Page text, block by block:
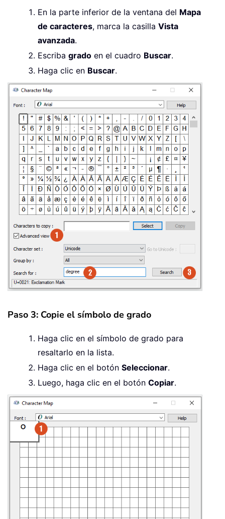
En la parte inferior de la ventana del Mapa
de caracteres, marca la casilla Vista
avanzada.
Escriba grado en el cuadro Buscar.
Haga clic en Buscar.
Paso 3: Copie el símbolo de grado
Haga clic en el símbolo de grado para
resaltarlo en la lista.
Haga clic en el botón Seleccionar.
Luego, haga clic en el botón Copiar.